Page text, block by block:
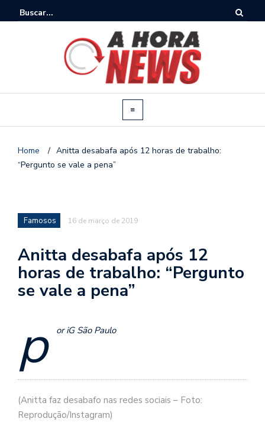
Home / Anitta desabafa após 12 horas de trabalho:
“Pergunto se vale a pena”
Famosos 16 de março de 2019
Anitta desabafa após 12
horas de trabalho: “Pergunto
se vale a pena”
p or iG São Paulo
(Anitta faz desabafo nas redes sociais – Foto:
Reprodução/Instagram)